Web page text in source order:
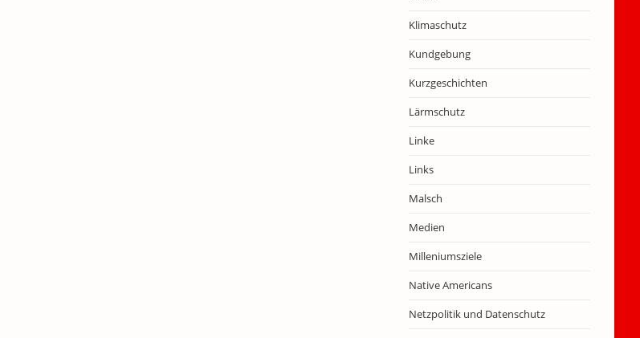
Klimaschutz
Kundgebung
Kurzgeschichten
Lärmschutz
Linke
Links
Malsch
Medien
Milleniumsziele
Native Americans
Netzpolitik und Datenschutz